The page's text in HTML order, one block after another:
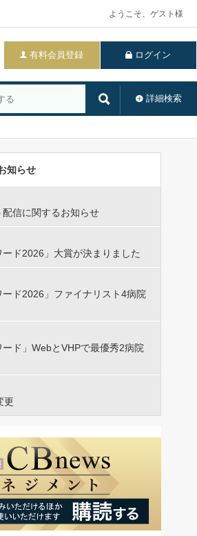
ようこそ、ゲスト様
有料会員登録 ログイン
詳細検索
知らせ
信に関するお知らせ
ード2026」大賞が決まりました
ード2026」ファイナリスト4病院
ード」WebとVHPで最優秀2病院
更